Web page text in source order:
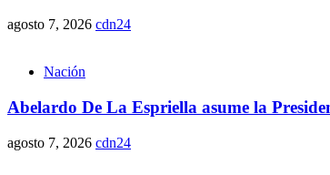
agosto 7, 2026 cdn24
Nación
Abelardo De La Espriella asume la
agosto 7, 2026 cdn24